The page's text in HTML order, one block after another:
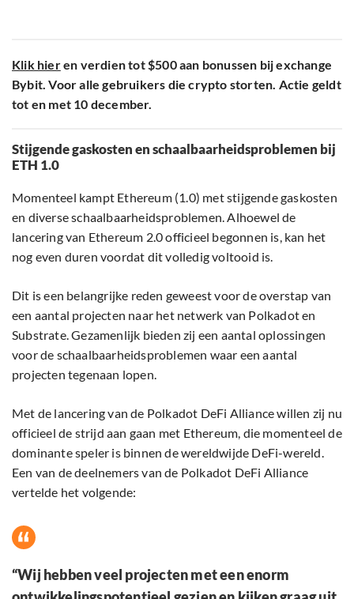
Klik hieren verdien tot $500 aan bonussen bij exchange
Bybit. Voor alle gebruikers die crypto storten. Actie geldt
tot en met 10 december.
Stijgende gaskosten en schaalbaarheidsproblemen bij
ETH 1.0
Momenteel kampt Ethereum (1.0) met stijgende gaskosten
en diverse schaalbaarheidsproblemen. Alhoewel de
lancering van Ethereum 2.0 officieel begonnen is, kan het
nog even duren voordat dit volledig voltooid is.
Dit is een belangrijke reden geweest voor de overstap van
een aantal projecten naar het netwerk van Polkadot en
Substrate. Gezamenlijk bieden zij een aantal oplossingen
voor de schaalbaarheidsproblemen waar een aantal
projecten tegenaan lopen.
Met de lancering van de Polkadot DeFi Alliance willen zij nu
officieel de strijd aan gaan met Ethereum, die momenteel de
dominante speler is binnen de wereldwijde DeFi-wereld.
Een van de deelnemers van de Polkadot DeFi Alliance
vertelde het volgende:
“Wij hebben veel projecten met een enorm